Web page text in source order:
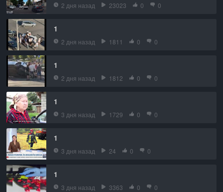
2 дня назад 23023 0 0
1
2 дня назад 1811 0 0
1
2 дня назад 1812 0 0
1
3 дня назад 1729 0 0
1
3 дня назад 24 0 0
1
3 дня назад 3363 0 0